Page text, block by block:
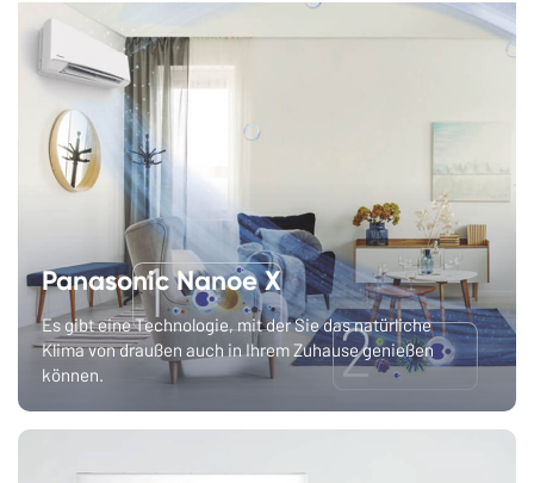
Panasonic Nanoe X
Es gibt eine Technologie, mit der Sie das natürliche
Klima von draußen auch in Ihrem Zuhause genießen
können.